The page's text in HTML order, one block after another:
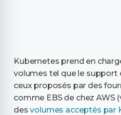
Kubernetes prend en
volumes tel que le support
ceux proposés par des
comme EBS de chez AWS
desvolumes acceptés par